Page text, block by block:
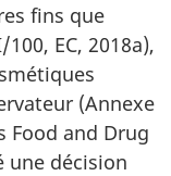
fins que
EC, 2018a),
(Annexe
Food and Drug
une décision